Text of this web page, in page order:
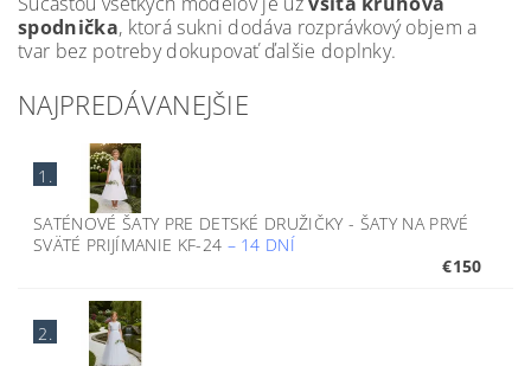
spodnička, ktorá sukni dodáva rozprávkový objem a
tvar bez potreby dokupovať ďalšie doplnky.
NAJPREDÁVANEJŠIE
1.
SATÉNOVÉ ŠATY PRE DETSKÉ DRUŽIČKY - ŠATY NA PRVÉ
SVÄTÉ PRIJÍMANIE KF-24 – 14 DNÍ
€150
2.